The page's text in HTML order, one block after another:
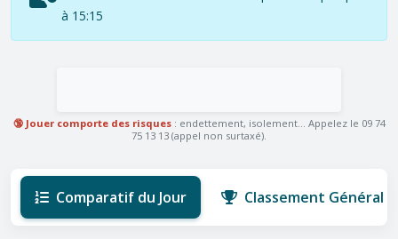
à 15:15
🔞 Jouer comporte des risques: endettement, isolement... Appelez le 09 74
75 13 13 (appel non surtaxé).
Comparatif du Jour Classement Général